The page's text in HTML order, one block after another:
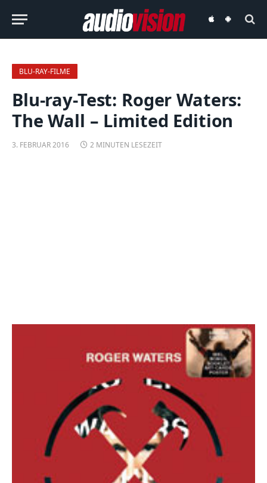
audiovisionaudiovision
BLU-RAY-FILME
Blu-ray-Test: Roger Waters:
The Wall – Limited Edition
3. FEBRUAR 2016 2 MINUTEN LESEZEIT